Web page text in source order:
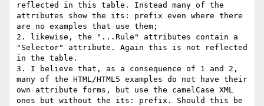
reflected in this table. Instead many of the
attributes show the its: prefix even where there
are no examples that use them;
2. likewise, the "...Rule" attributes contain a
"Selector" attribute. Again this is not reflected
in the table.
3. I believe that, as a consequence of 1 and 2,
many of the HTML/HTML5 examples do not have their
own attribute forms, but use the camelCase XML
ones but without the its: prefix. Should this be